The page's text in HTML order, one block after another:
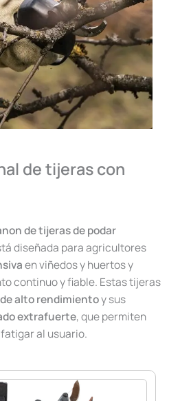
de tijeras con
de tijeras de podar
diseñada para agricultores
en viñedos y huertos y
continuo y fiable. Estas tijeras
alto rendimientoy sus
extrafuerte, que permiten
al usuario.